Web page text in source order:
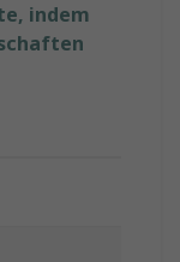
indem